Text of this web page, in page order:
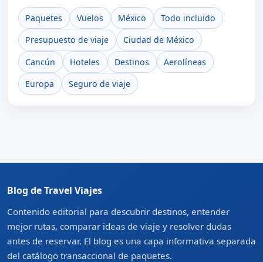
Paquetes Vuelos México
Todo incluido
Presupuesto de viaje
Ciudad de México
Cancún
Hoteles Destinos
Aerolíneas
Europa
Seguro de viaje
Blog de Travel Viajes
Contenido editorial para descubrir destinos, entender
mejor rutas, comparar ideas de viaje y resolver dudas
antes de reservar. El blog es una capa informativa separada
del catálogo transaccional de paquetes.